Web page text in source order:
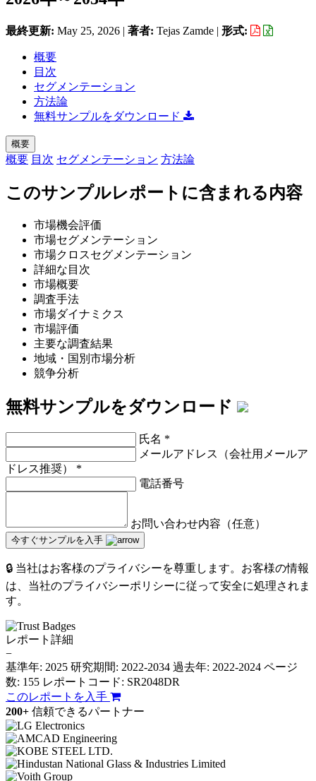
最終更新: May 25, 2026 | 著者: Tejas Zamde | 形式:
概要
目次
セグメンテーション
方法論
無料サンプルをダウンロード
概要
概要 目次 セグメンテーション 方法論
このサンプルレポートに含まれる内容
市場機会評価
市場セグメンテーション
市場クロスセグメンテーション
詳細な目次
市場概要
調査手法
市場ダイナミクス
市場評価
主要な調査結果
地域・国別市場分析
競争分析
無料サンプルをダウンロード
氏名 *
メールアドレス（会社用メールア
ドレス推奨） *
電話番号
お問い合わせ内容（任意）
今すぐサンプルを入手
🔒 当社はお客様のプライバシーを尊重します。お客様の情報
は、当社のプライバシーポリシーに従って安全に処理されま
す。
レポート詳細
−
基準年: 2025 研究期間: 2022-2034 過去年: 2022-2024 ページ
数: 155 レポートコード: SR2048DR
このレポートを入手
200+ 信頼できるパートナー